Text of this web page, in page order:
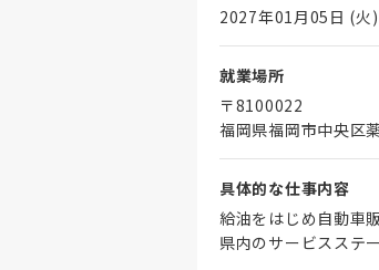
2027年01月05日 (火)
就業場所
〒8100022
福岡県福岡市中央区
具体的な仕事内容
給油をはじめ自動車
県内のサービスステ